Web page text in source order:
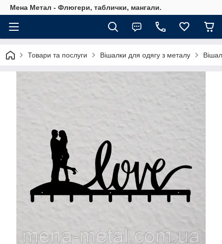
Мена Метал - Флюгери, таблички, мангали.
Товари та послуги Вішалки для одягу з металу